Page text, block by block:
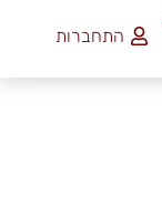
התחברות